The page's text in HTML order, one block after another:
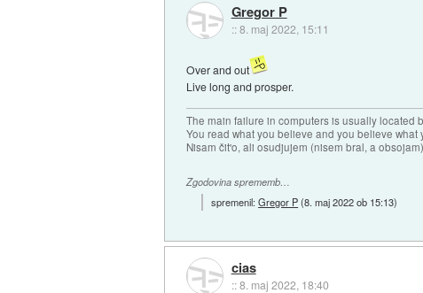
Gregor P
::8. maj 2022, 15:11
Over and out
Live long and prosper.
The main failure in computers is usually located
You read what you believe and you believe what
Nisam čit'o, ali osudjujem (nisem bral, a
Zgodovina sprememb…
spremenil:Gregor P(8. maj 2022 ob 15:13)
cias
::8. maj 2022, 18:40